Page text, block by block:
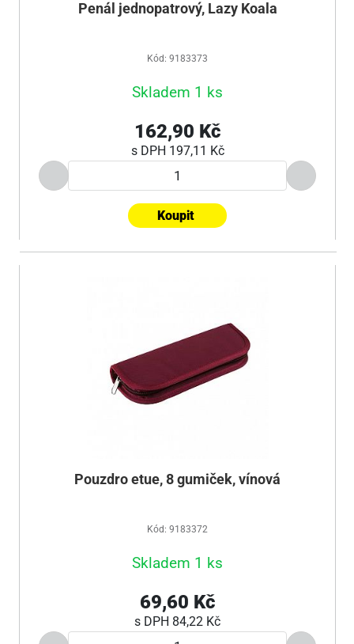
Penál jednopatrový, Lazy Koala
Kód: 9183373
Skladem 1 ks
162,90 Kč
s DPH 197,11 Kč
Koupit
Pouzdro etue, 8 gumiček, vínová
Kód: 9183372
Skladem 1 ks
69,60 Kč
s DPH 84,22 Kč